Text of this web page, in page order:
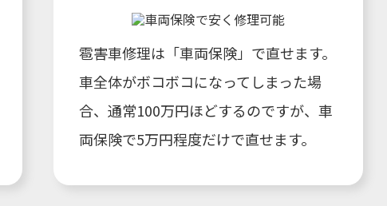
雹害車修理は「車両保険」で直せます。
車全体がボコボコになってしまった場
合、通常100万円ほどするのですが、車
両保険で5万円程度だけで直せます。